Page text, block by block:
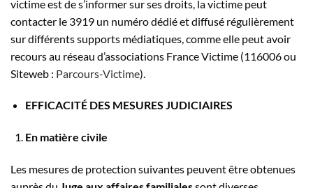
victime est de s’informer sur ses droits, la victime peut
contacter le 3919 un numéro dédié et diffusé régulièrement
sur différents supports médiatiques, comme elle peut avoir
recours au réseau d’associations France Victime (116006 ou
Siteweb : Parcours-Victime).
EFFICACITÉ DES MESURES JUDICIAIRES
En matière civile
Les mesures de protection suivantes peuvent être obtenues